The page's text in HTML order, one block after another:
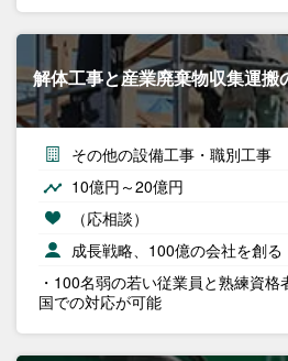
解体工事と産業廃棄物収集運搬
その他の設備工事・職別工事
10億円～20億円
（応相談）
成長戦略、100億の会社を創る
・100名弱の若い従業員と熟練資
国での対応が可能